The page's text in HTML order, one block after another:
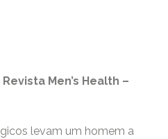
Men’s Health –
levam um homem a